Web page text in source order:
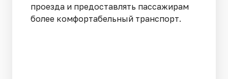
проезда и предоставлять пассажирам
более комфортабельный транспорт.